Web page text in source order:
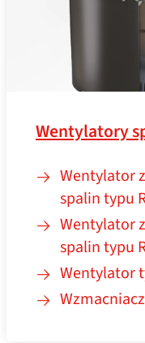
Wentylatory
Wentylator
spalin typu
Wentylator
spalin typu
Wentylator